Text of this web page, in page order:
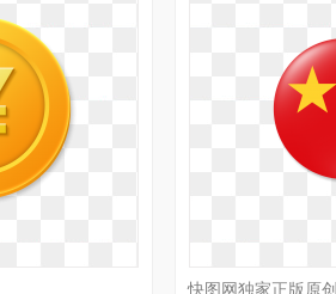
快图网独家正版原